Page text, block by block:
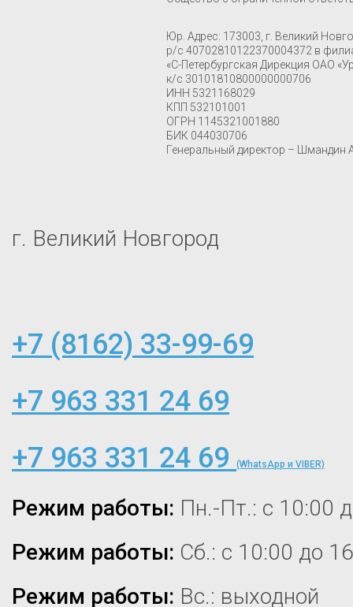
Юр. Адрес: 173003, г. Великий
р/с 40702810122370004372 в
«С-Петербургская Дирекция ОАО
к/с 30101810800000000706
ИНН 5321168029
КПП 532101001
ОГРН 1145321001880
БИК 044030706
Генеральный директор – Шмандин
г. Великий Новгород
+7 (8162) 33-99-69
+7 963 331 24 69
+7 963 331 24 69
(WhatsApp и VIBER)
Режим работы: Пн.-Пт.: с 10:00
Режим работы: Сб.: с 10:00 до
Режим работы: Вс.: выходной